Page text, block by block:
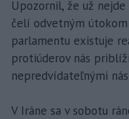
Upozornil, že už
čelí odvetným
parlamentu existuje
protiúderov nás
nepredvídateľnými
V Iráne sa v sobotu